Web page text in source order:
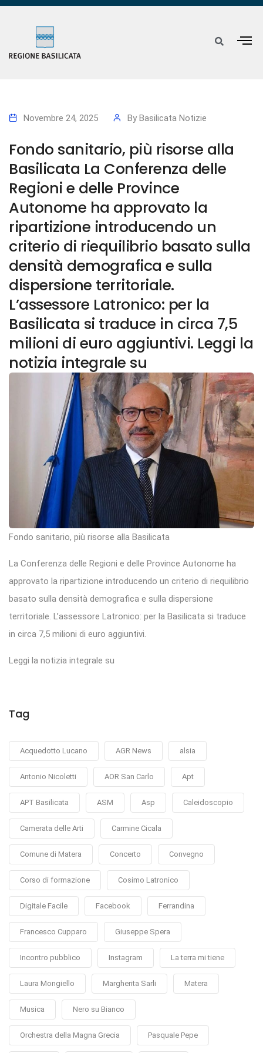
Novembre 24, 2025 By Basilicata Notizie
Fondo sanitario, più risorse alla
Basilicata La Conferenza delle
Regioni e delle Province
Autonome ha approvato la
ripartizione introducendo un
criterio di riequilibrio basato sulla
densità demografica e sulla
dispersione territoriale.
L’assessore Latronico: per la
Basilicata si traduce in circa 7,5
milioni di euro aggiuntivi. Leggi la
notizia integrale su
Fondo sanitario, più risorse alla Basilicata
La Conferenza delle Regioni e delle Province Autonome ha
approvato la ripartizione introducendo un criterio di riequilibrio
basato sulla densità demografica e sulla dispersione
territoriale. L’assessore Latronico: per la Basilicata si traduce
in circa 7,5 milioni di euro aggiuntivi.
Leggi la notizia integrale su
Tag
Acquedotto Lucano AGR News alsia
Antonio Nicoletti AOR San Carlo Apt
APT Basilicata ASM Asp Caleidoscopio
Camerata delle Arti Carmine Cicala
Comune di Matera Concerto Convegno
Corso di formazione Cosimo Latronico
Digitale Facile Facebook Ferrandina
Francesco Cupparo Giuseppe Spera
Incontro pubblico Instagram La terra mi tiene
Laura Mongiello Margherita Sarli Matera
Musica Nero su Bianco
Orchestra della Magna Grecia Pasquale Pepe